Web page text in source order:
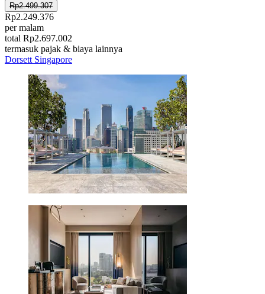
Rp2.499.307
Rp2.249.376
per malam
total Rp2.697.002
termasuk pajak & biaya lainnya
Dorsett Singapore